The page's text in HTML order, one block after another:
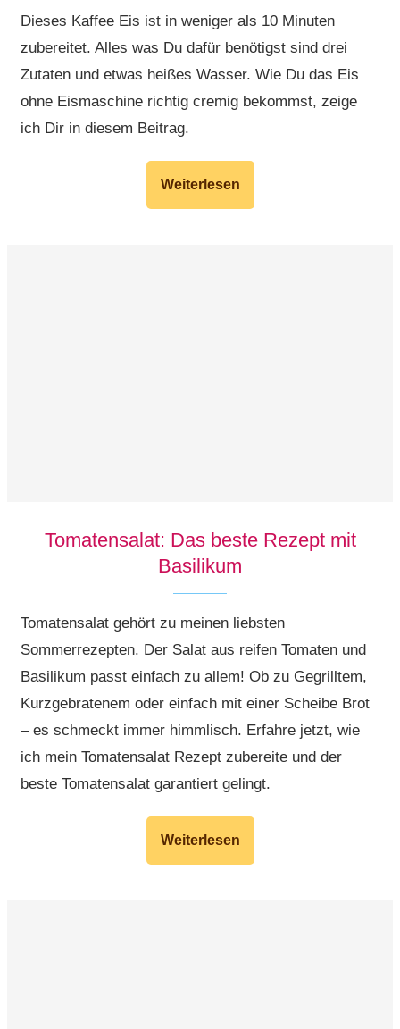
Dieses Kaffee Eis ist in weniger als 10 Minuten
zubereitet. Alles was Du dafür benötigst sind drei
Zutaten und etwas heißes Wasser. Wie Du das Eis
ohne Eismaschine richtig cremig bekommst, zeige
ich Dir in diesem Beitrag.
Weiterlesen
Tomatensalat: Das beste Rezept mit
Basilikum
Tomatensalat gehört zu meinen liebsten
Sommerrezepten. Der Salat aus reifen Tomaten und
Basilikum passt einfach zu allem! Ob zu Gegrilltem,
Kurzgebratenem oder einfach mit einer Scheibe Brot
– es schmeckt immer himmlisch. Erfahre jetzt, wie
ich mein Tomatensalat Rezept zubereite und der
beste Tomatensalat garantiert gelingt.
Weiterlesen